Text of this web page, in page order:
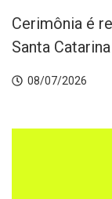
Cerimônia é
Santa Catarina
08/07/2026